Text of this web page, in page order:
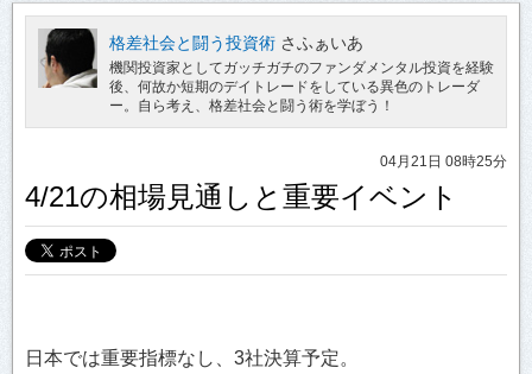
格差社会と闘う投資術 さふぁいあ
機関投資家としてガッチガチのファンダメンタル投資を経験
後、何故か短期のデイトレードをしている異色のトレーダ
ー。自ら考え、格差社会と闘う術を学ぼう！
04月21日 08時25分
4/21の相場見通しと重要イベント
日本では重要指標なし、3社決算予定。